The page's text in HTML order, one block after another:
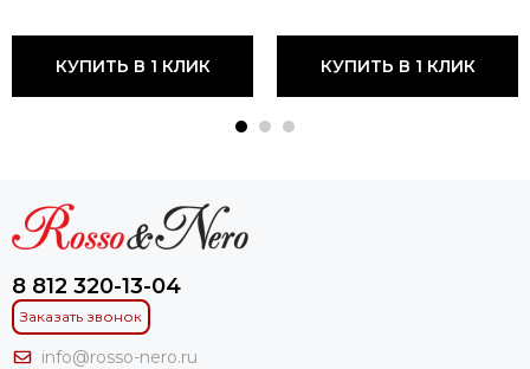
КУПИТЬ В 1 КЛИК КУПИТЬ В 1 КЛИК
8 812 320-13-04
Заказать звонок
info@rosso-nero.ru